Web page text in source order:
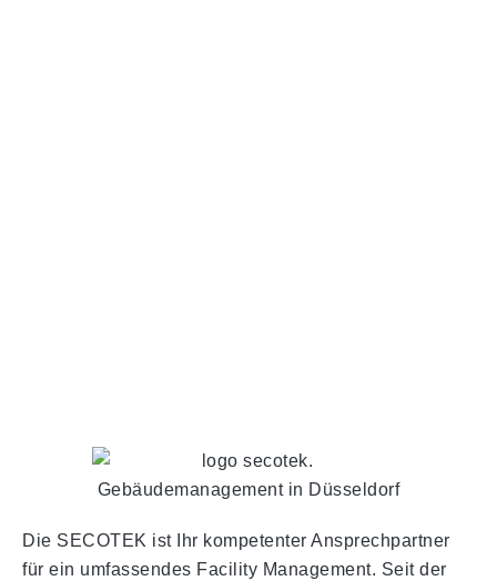
Die SECOTEK ist Ihr kompetenter Ansprechpartner
für ein umfassendes Facility Management. Seit der